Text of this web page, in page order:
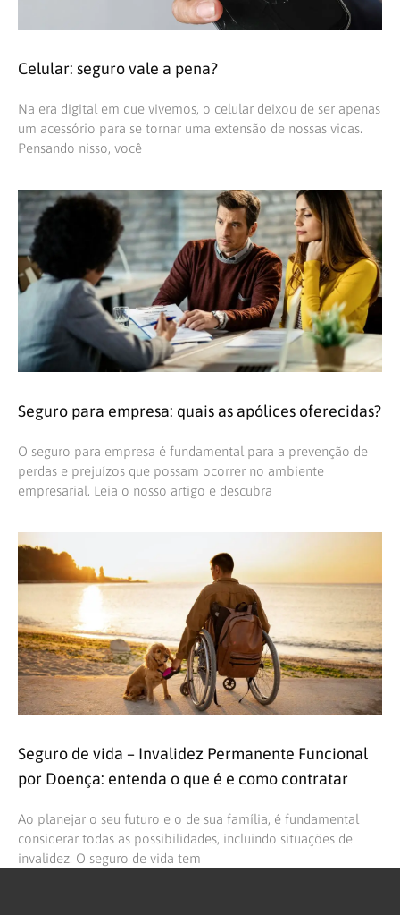
Celular: seguro vale a pena?
Na era digital em que vivemos, o celular deixou de ser apenas
um acessório para se tornar uma extensão de nossas vidas.
Pensando nisso, você
Seguro para empresa: quais as apólices oferecidas?
O seguro para empresa é fundamental para a prevenção de
perdas e prejuízos que possam ocorrer no ambiente
empresarial. Leia o nosso artigo e descubra
Seguro de vida – Invalidez Permanente Funcional
por Doença: entenda o que é e como contratar
Ao planejar o seu futuro e o de sua família, é fundamental
considerar todas as possibilidades, incluindo situações de
invalidez. O seguro de vida tem